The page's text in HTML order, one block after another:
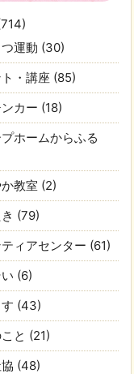
運動 (30)
・講座 (85)
カー (18)
ホームからふる
教室 (2)
(79)
ィアセンター (61)
(6)
(43)
と (21)
(48)